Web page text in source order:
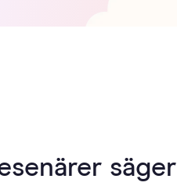
säger